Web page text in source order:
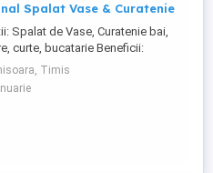
Spalat Vase & Curatenie
Spalat de Vase, Curatenie bai,
curte, bucatarie Beneficii:
de munca pe perioada
Norma intreaga, Pachet
motivant, Mediu de lucru placut
Timis